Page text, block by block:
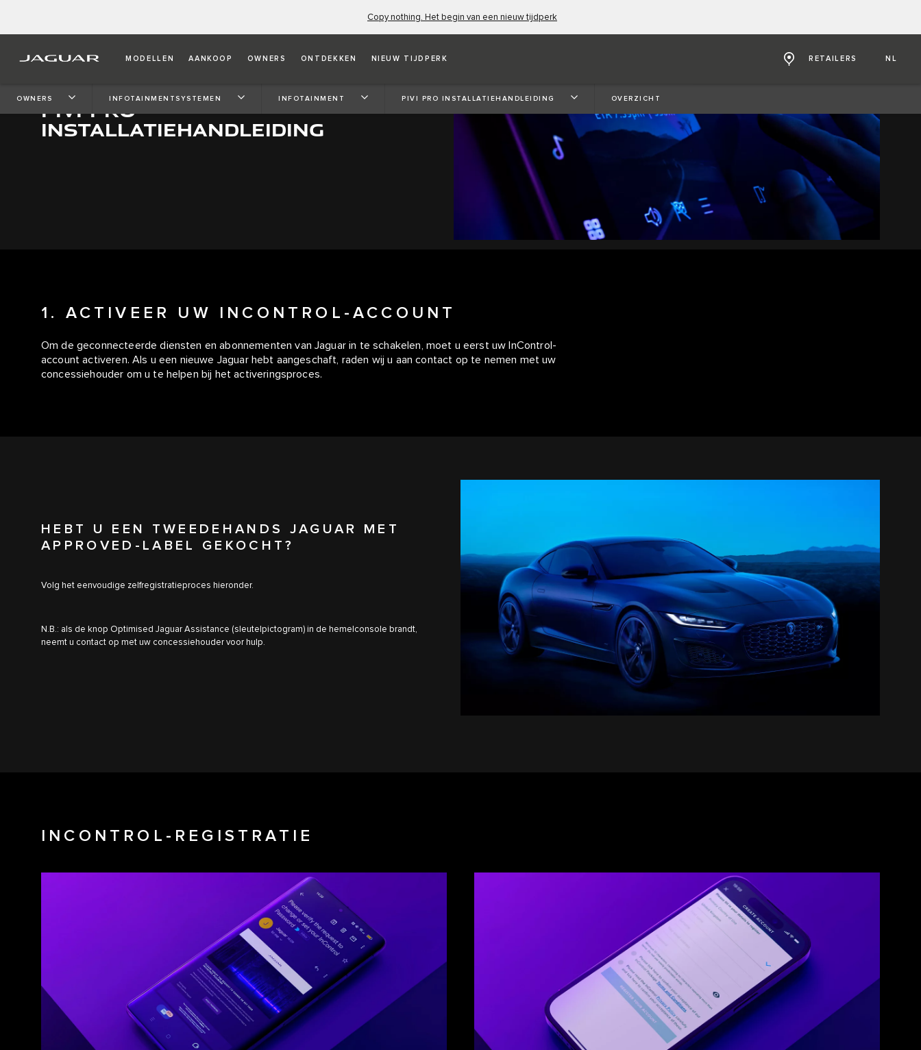
Copy nothing. Het begin van een nieuw tijdperk
MODELLEN AANKOOP OWNERS ONTDEKKEN NIEUW TIJDPERK RETAILERS NL
OWNERS INFOTAINMENTSYSTEMEN INFOTAINMENT PIVI PRO INSTALLATIEHANDLEIDING OVERZICHT
PIVI PRO
INSTALLATIEHANDLEIDING
1. ACTIVEER UW INCONTROL-ACCOUNT
Om de geconnecteerde diensten en abonnementen van Jaguar in te schakelen, moet u eerst uw InControl-
account activeren. Als u een nieuwe Jaguar hebt aangeschaft, raden wij u aan contact op te nemen met uw
concessiehouder om u te helpen bij het activeringsproces.
HEBT U EEN TWEEDEHANDS JAGUAR MET
APPROVED-LABEL GEKOCHT?
Volg het eenvoudige zelfregistratieproces hieronder.
N.B.: als de knop Optimised Jaguar Assistance (sleutelpictogram) in de hemelconsole brandt,
neemt u contact op met uw concessiehouder voor hulp.
INCONTROL-REGISTRATIE